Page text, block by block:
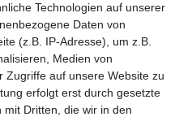
und Bestellungen
Telefon:
bau-projekt.de
Technologien auf unserer
Daten von
(z.B. IP-Adresse), um z.B.
Medien von
Zugriffe auf unsere Website zu
erfolgt erst durch gesetzte
Dritten, die wir in den